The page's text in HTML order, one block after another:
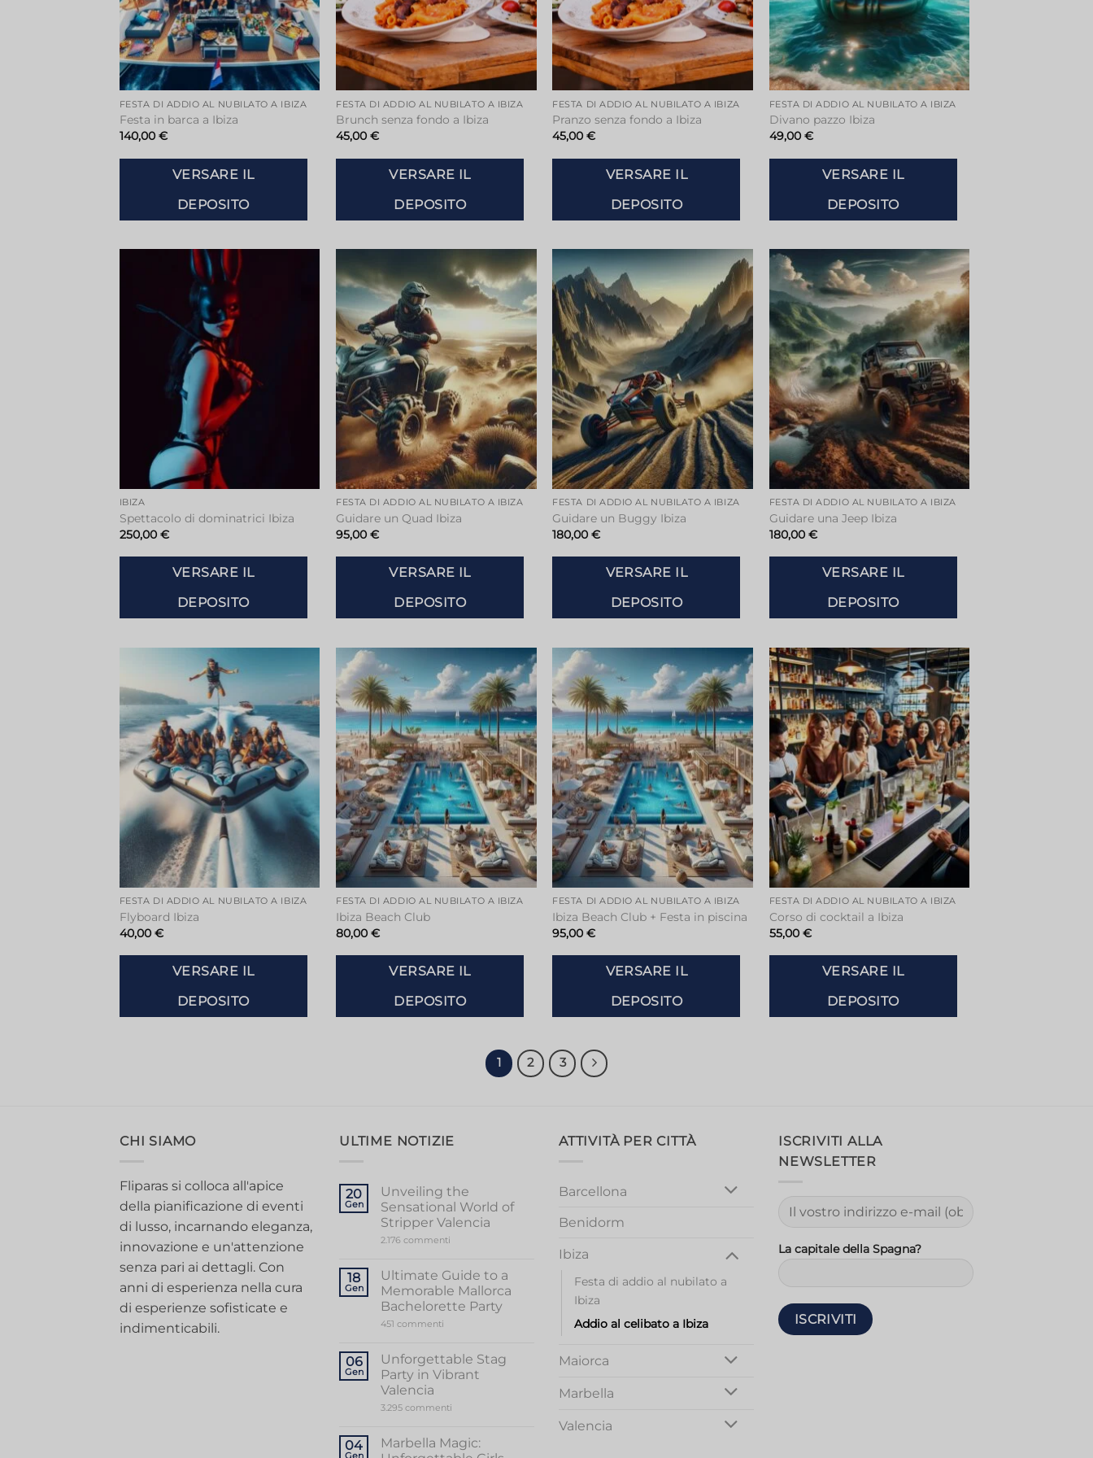
FESTA DI ADDIO AL NUBILATO A IBIZA
Festa in barca a Ibiza
140,00 €
VERSARE IL
DEPOSITO
FESTA DI ADDIO AL NUBILATO A IBIZA
Brunch senza fondo a Ibiza
45,00€
VERSARE IL
DEPOSITO
FESTA DI ADDIO AL NUBILATO A IBIZA
Pranzo senza fondo a Ibiza
45,00€
VERSARE IL
DEPOSITO
FESTA DI ADDIO AL NUBILATO A IBIZA
Divano pazzo Ibiza
49,00 €
VERSARE IL
DEPOSITO
IBIZA
Spettacolo di dominatrici Ibiza
250,00 €
VERSARE IL
DEPOSITO
Aggiungi
alla lista
dei
FESTA DI ADDIO AL NUBILATO A IBIZA
Guidare un Quad Ibiza
95,00€
VERSARE IL
DEPOSITO
Aggiungi
alla lista
dei
desideri
FESTA DI ADDIO AL NUBILATO A IBIZA
Guidare un Buggy Ibiza
180,00€
VERSARE IL
DEPOSITO
Aggiungi
alla lista
dei
desideri
FESTA DI ADDIO AL NUBILATO A IBIZA
Guidare una Jeep Ibiza
180,00 €
VERSARE IL
DEPOSITO
alla lista
desideri
FESTA DI ADDIO AL NUBILATO A IBIZA
Flyboard Ibiza
40,00 €
VERSARE IL
DEPOSITO
Aggiungi
alla lista
dei
desideri
FESTA DI ADDIO AL NUBILATO A IBIZA
Ibiza Beach Club
80,00€
VERSARE IL
DEPOSITO
Aggiungi
alla lista
dei
desideri
FESTA DI ADDIO AL NUBILATO A IBIZA
Ibiza Beach Club + Festa in piscina
95,00€
VERSARE IL
DEPOSITO
Aggiungi
alla lista
dei
desideri
FESTA DI ADDIO AL NUBILATO A IBIZA
Corso di cocktail a Ibiza
55,00 €
VERSARE IL
DEPOSITO
1 2 3
CHI SIAMO
Fliparas si colloca all'apice
della pianificazione di eventi
di lusso, incarnando eleganza,
innovazione e un'attenzione
senza pari ai dettagli. Con
anni di esperienza nella cura
di esperienze sofisticate e
indimenticabili.
ULTIME NOTIZIE
20
Gen
Unveiling the
Sensational World of
Stripper Valencia
2.176 commenti
Sensational
World
of
Stripper
Valencia
18
Gen
Ultimate Guide to a
Memorable Mallorca
Bachelorette Party
451 commenti
to
a
Memorable
Party
06
Gen
Unforgettable Stag
Party in Vibrant
Valencia
3.295 commenti
Party
in
04
Gen
Marbella Magic:
ATTIVITÀ PER CITTÀ
Barcellona
Benidorm
Ibiza
Festa di addio al nubilato a
Ibiza
Addio al celibato a Ibiza
Maiorca
Marbella
Valencia
ISCRIVITI ALLA
NEWSLETTER
La capitale della Spagna?